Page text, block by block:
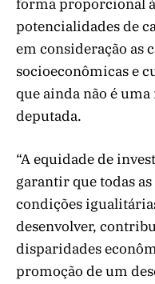
forma proporcional
potencialidades de
em consideração as
socioeconômicas e
que ainda não é
deputada.
“A equidade de
garantir que todas
condições
desenvolver,
disparidades
promoção de um